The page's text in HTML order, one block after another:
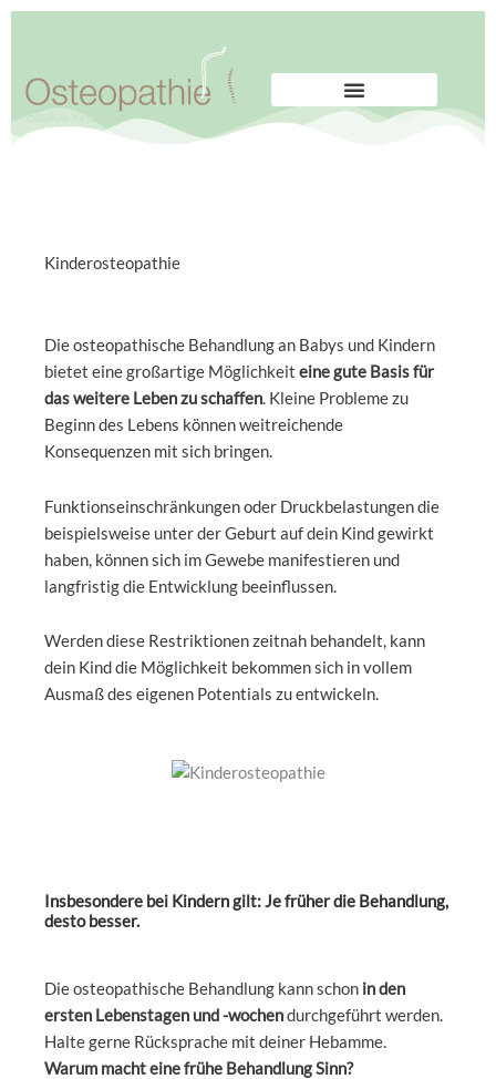
Zum
Kinderosteopathie
Die osteopathische Behandlung an Babys und Kindern
bietet eine großartige Möglichkeit eine gute Basis für
das weitere Leben zu schaffen. Kleine Probleme zu
Beginn des Lebens können weitreichende
Konsequenzen mit sich bringen.
Funktionseinschränkungen oder Druckbelastungen die
beispielsweise unter der Geburt auf dein Kind gewirkt
haben, können sich im Gewebe manifestieren und
langfristig die Entwicklung beeinflussen.
Werden diese Restriktionen zeitnah behandelt, kann
dein Kind die Möglichkeit bekommen sich in vollem
Ausmaß des eigenen Potentials zu entwickeln.
Insbesondere bei Kindern gilt: Je früher die Behandlung,
desto besser.
Die osteopathische Behandlung kann schon in den
ersten Lebenstagen und -wochendurchgeführt werden.
Halte gerne Rücksprache mit deiner Hebamme.
Warum macht eine frühe Behandlung Sinn?